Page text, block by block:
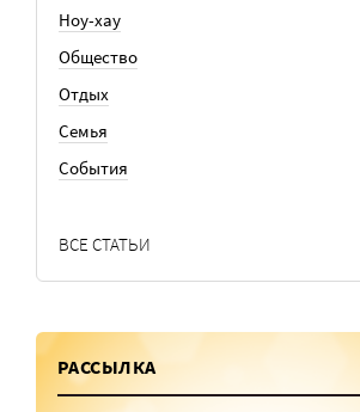
Ноу-хау
Общество
Отдых
Семья
События
ВСЕ СТАТЬИ
РАССЫЛКА